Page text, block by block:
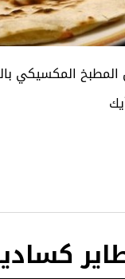
المطبخ المكسيكي